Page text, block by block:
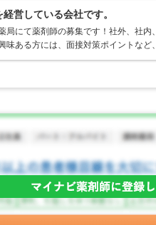
営している会社です。
局にて薬剤師の募集です！社外、社
味ある方には、面接対策ポイントな